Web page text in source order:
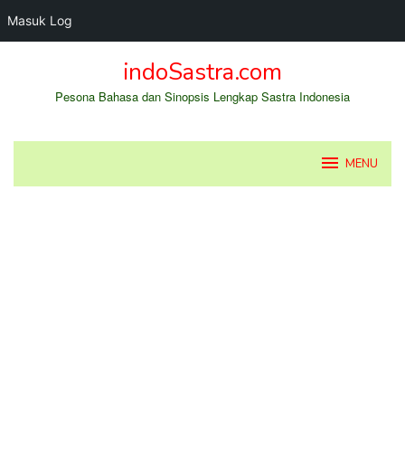
Masuk Log
indoSastra.com
Pesona Bahasa dan Sinopsis Lengkap Sastra Indonesia
MENU